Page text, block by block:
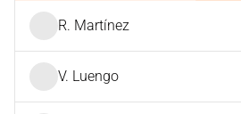
R. Martínez
V. Luengo